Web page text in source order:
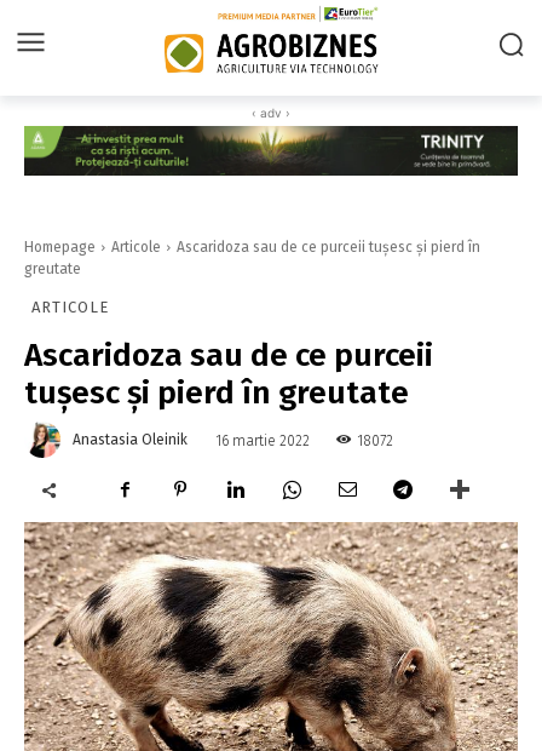
‹ adv ›
Homepage Articole
Ascaridoza sau de ce purceii tușesc și pierd în
greutate
ARTICOLE
Ascaridoza sau de ce purceii
tușesc și pierd în greutate
Anastasia Oleinik 16 martie 2022 18072